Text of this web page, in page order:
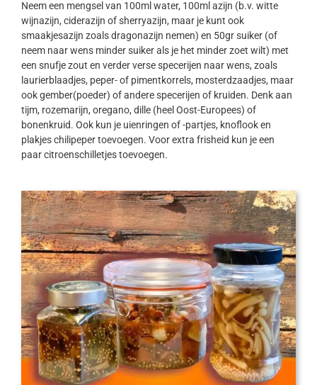
Neem een mengsel van 100ml water, 100ml azijn (b.v. witte
wijnazijn, ciderazijn of sherryazijn, maar je kunt ook
smaakjesazijn zoals dragonazijn nemen) en 50gr suiker (of
neem naar wens minder suiker als je het minder zoet wilt) met
een snufje zout en verder verse specerijen naar wens, zoals
laurierblaadjes, peper- of pimentkorrels, mosterdzaadjes, maar
ook gember(poeder) of andere specerijen of kruiden. Denk aan
tijm, rozemarijn, oregano, dille (heel Oost-Europees) of
bonenkruid. Ook kun je uienringen of -partjes, knoflook en
plakjes chilipeper toevoegen. Voor extra frisheid kun je een
paar citroenschilletjes toevoegen.